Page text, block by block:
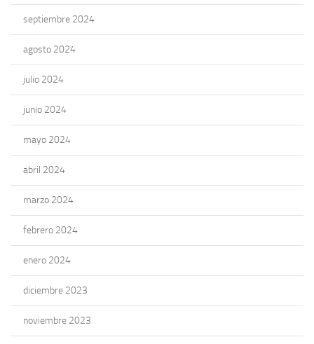
septiembre 2024
agosto 2024
julio 2024
junio 2024
mayo 2024
abril 2024
marzo 2024
febrero 2024
enero 2024
diciembre 2023
noviembre 2023